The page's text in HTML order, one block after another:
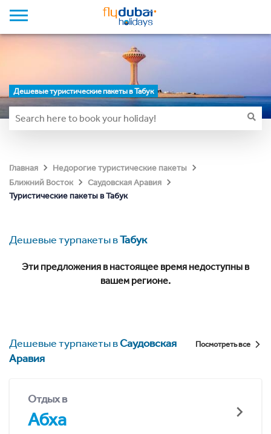
Дешевые туристические пакеты в Табук
Главная
Недорогие туристические пакеты
Ближний Восток
Саудовская Аравия
Туристические пакеты в Табук
Дешевые турпакеты вТабук
Эти предложения в настоящее время недоступны в
вашем регионе.
Дешевые турпакеты вСаудовская
Аравия
Посмотреть все
Отдых в
Абха